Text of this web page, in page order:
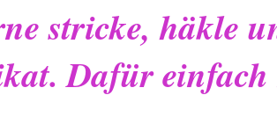
stricke, häkle
Dafür